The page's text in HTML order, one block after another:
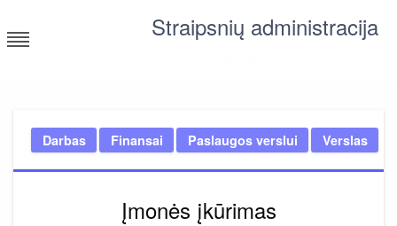
to
content
Straipsnių administracija
Darbas Finansai Paslaugos verslui Verslas
Įmonės įkūrimas